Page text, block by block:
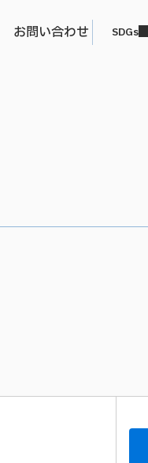
SDGs
お問い合わせ